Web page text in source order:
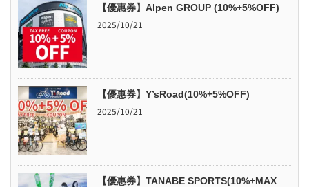
【優惠券】Alpen GROUP (10%+5%OFF)
2025/10/21
【優惠券】Y’sRoad(10%+5%OFF)
2025/10/21
【優惠券】TANABE SPORTS(10%+MAX